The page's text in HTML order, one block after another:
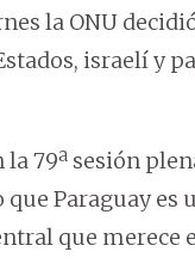
la ONU
israelí y
la 79ª sesión
que Paraguay
que merece